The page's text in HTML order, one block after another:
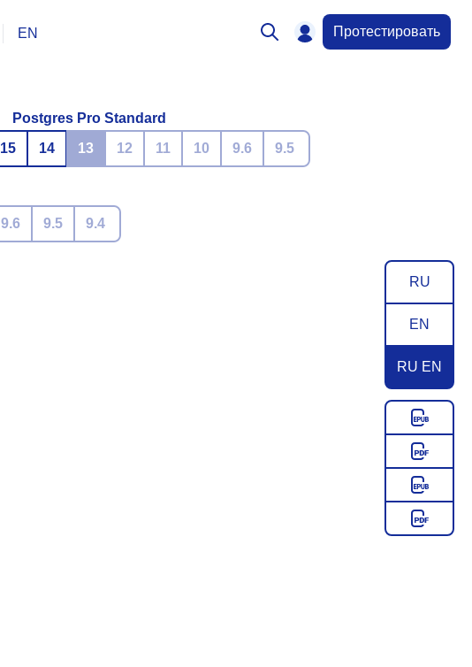
EN Протестировать
Postgres Pro Standard
15 14 13 12 11 10 9.6 9.5
9.6 9.5 9.4
RU
EN
RU EN